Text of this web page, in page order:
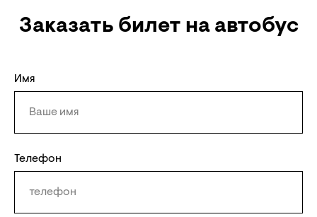
Заказать билет на автобус
Имя
Телефон